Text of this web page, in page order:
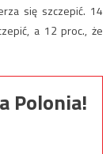
się szczepić. 14
a 12 proc., że
Polonia!